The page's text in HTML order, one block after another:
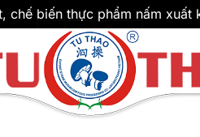
chế biến thực phẩm nấm xuất